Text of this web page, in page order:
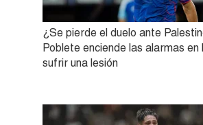
¿Se pierde el duelo ante
Poblete enciende las alarmas en
sufrir una lesión